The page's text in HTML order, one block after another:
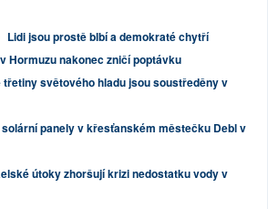
Lidi jsou prostě blbí a demokraté chytří
Hormuzu nakonec zničí poptávku
světového hladu jsou soustředěny v
panely v křesťanském městečku Debl v
útoky zhoršují krizi nedostatku vody v